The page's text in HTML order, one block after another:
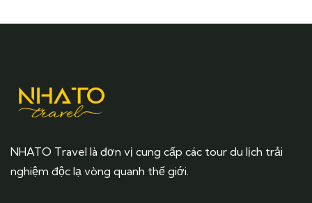
NHATO Travel là đơn vị cung cấp các tour du lịch trải
nghiệm độc lạ vòng quanh thế giới.